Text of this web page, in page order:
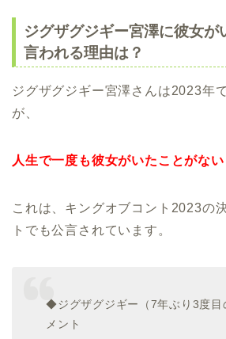
ジグザグジギー宮澤に彼女が
言われる理由は？
ジグザグジギー宮澤さんは2023年
が、
人生で一度も彼女がいたことがない
これは、キングオブコント2023の
トでも公言されています。
◆ジグザグジギー（7年ぶり3度目
メント